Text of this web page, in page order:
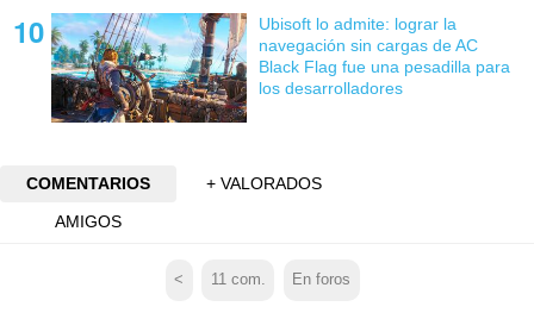
Ubisoft lo admite: lograr la
navegación sin cargas de AC
Black Flag fue una pesadilla para
los desarrolladores
COMENTARIOS
+ VALORADOS
AMIGOS
< 11com. En foros